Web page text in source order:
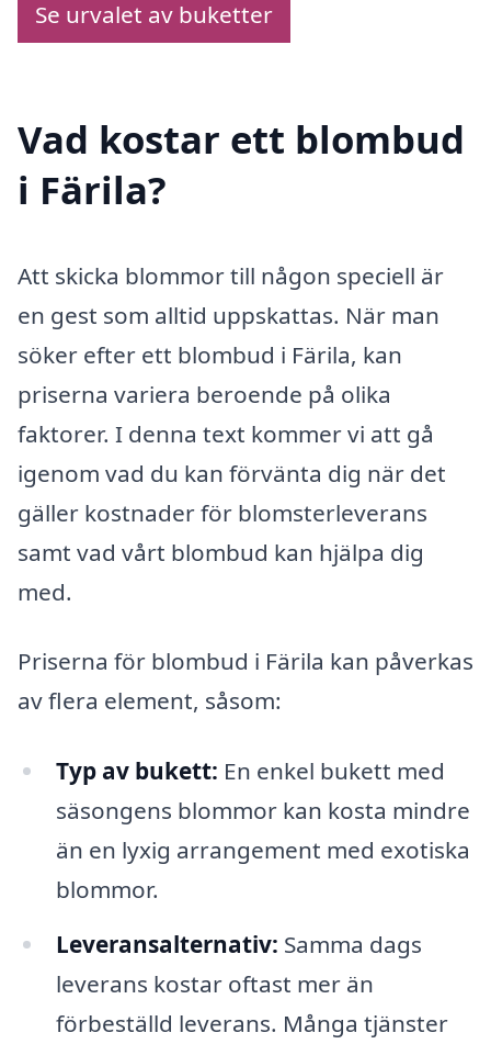
Se urvalet av buketter
Vad kostar ett blombud
i Färila?
Att skicka blommor till någon speciell är
en gest som alltid uppskattas. När man
söker efter ett blombud i Färila, kan
priserna variera beroende på olika
faktorer. I denna text kommer vi att gå
igenom vad du kan förvänta dig när det
gäller kostnader för blomsterleverans
samt vad vårt blombud kan hjälpa dig
med.
Priserna för blombud i Färila kan påverkas
av flera element, såsom:
Typ av bukett: En enkel bukett med
säsongens blommor kan kosta mindre
än en lyxig arrangement med exotiska
blommor.
Leveransalternativ: Samma dags
leverans kostar oftast mer än
förbeställd leverans. Många tjänster